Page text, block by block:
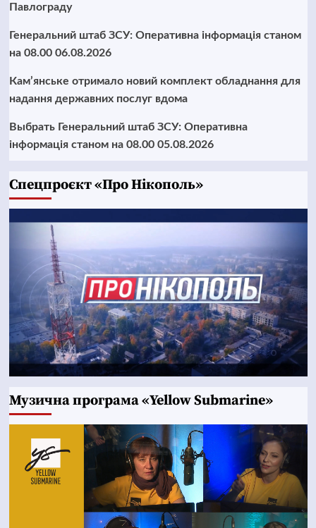
Павлограду
Генеральний штаб ЗСУ: Оперативна інформація станом
на 08.00 06.08.2026
Кам’янське отримало новий комплект обладнання для
надання державних послуг вдома
Выбрать Генеральний штаб ЗСУ: Оперативна
інформація станом на 08.00 05.08.2026
Cпецпроєкт «Про Нікополь»
Музична програма «Yellow Submarine»